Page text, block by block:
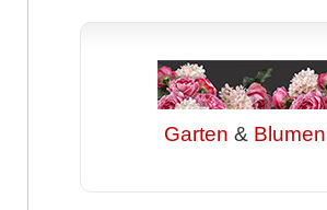
Garten & Blumen